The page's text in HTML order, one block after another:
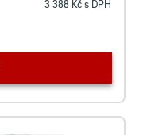
3 388 Kč s DPH